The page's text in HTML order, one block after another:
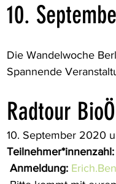
10.
Die Wandelwoche
Spannende
Radtour
10. September 2020
Teilnehmer*innenzahl:
Anmeldung: